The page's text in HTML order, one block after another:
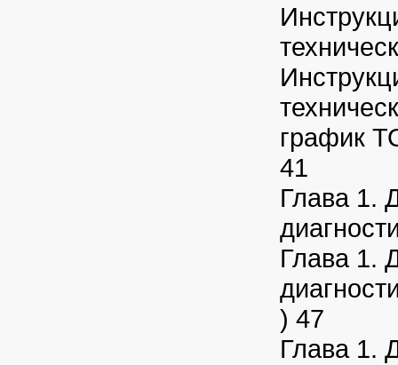
график
41
Глава 1.
Глава 1.
) 47
Глава 1.